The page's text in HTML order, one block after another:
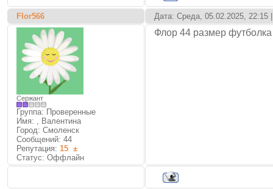
Flor566 Дата: Среда, 05.02.2025,
Сержант
Группа: Проверенные
Имя: , Валентина
Город: Смоленск
Сообщений: 44
Репутация: 15 ±
Статус: Оффлайн
Флор 44 размер